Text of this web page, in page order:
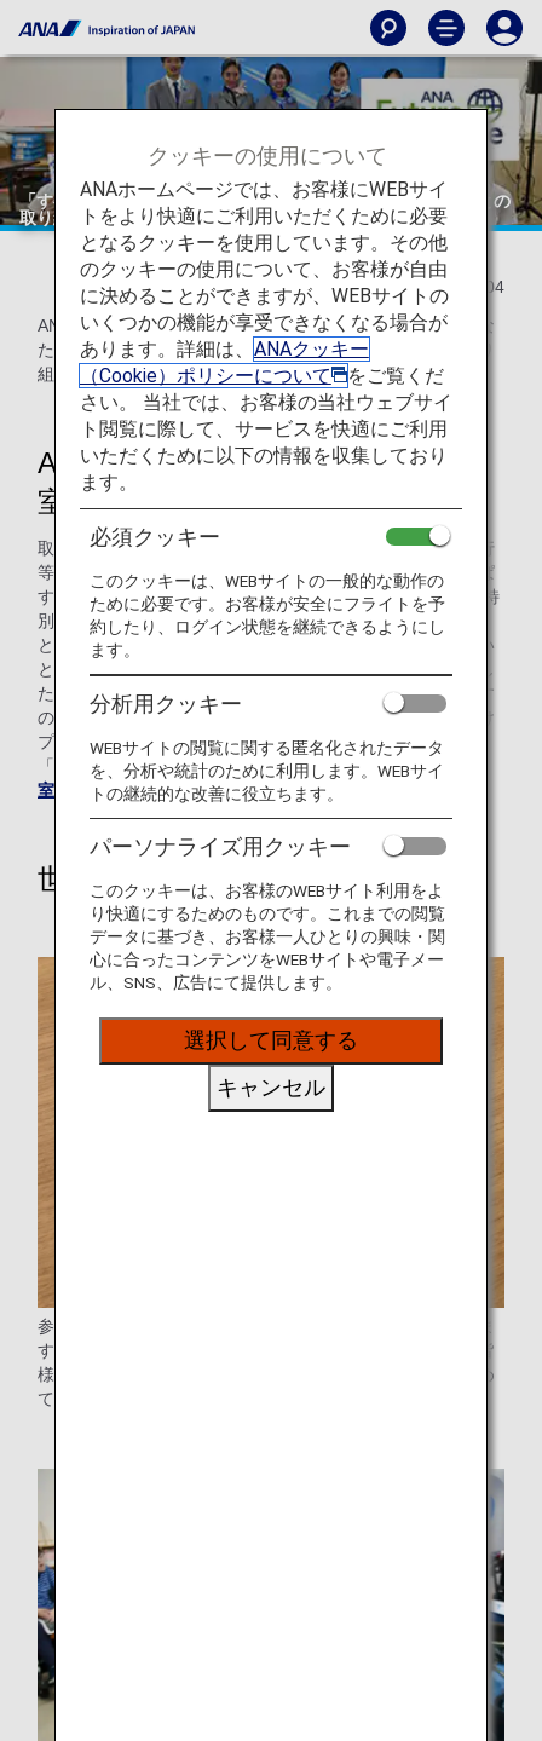
「すべてのひとに優しい空」の実現に向けて ～地域の学校との
取り組み～
2021/08/04
ANAは「すべてのひとに優しい空」の実現を目指して、どな
たでも安心・快適に飛行機をご利用いただけるよう日々取り
組んでいます。
ANAそらぱす教室（搭乗支援教
室）のはじまり
取り組みの一環として、特別支援学校の修学旅行や団体旅行
等でANA便をご利用いただく際の事前授業に、「ANAそらぱ
す教室（搭乗支援教室）」をご用意しています。2017年に特
別支援学校の先生から「事前授業をやっていただけないか」
とお電話をいただいたことをきっかけに、その声に応えたい
と、直接お電話をいただいた部員メンバーが出向いて実施し
た授業が「そらぱす教室」のはじまりです。現在、「車いす
の方向けプログラム」と「知的障がい・発達障がいの方向け
プログラム」の2種類をご用意しています。
「そらぱす教室」の詳細は ANAそらぱす教室（搭乗支援教
室）
をご覧ください。
世界に羽ばたいていってほしい
参加いただいた学校の生徒の皆様に修了証をお渡ししていま
す。この修了証はパスポートケースになっており、いつか皆
様にも「世界に羽ばたいていってほしい」という願いも込め
てお渡ししています。
クッキーの使用について
ANAホームページでは、お客様にWEBサイ
トをより快適にご利用いただくために必要
となるクッキーを使用しています。その他
のクッキーの使用について、お客様が自由
に決めることができますが、WEBサイトの
いくつかの機能が享受できなくなる場合が
あります。詳細は、 ANAクッキー
（Cookie）ポリシーについて
をご覧くだ
さい。 当社では、お客様の当社ウェブサイ
ト閲覧に際して、サービスを快適にご利用
いただくために以下の情報を収集しており
ます。
必須クッキー
このクッキーは、WEBサイトの一般的な動作の
ために必要です。お客様が安全にフライトを予
約したり、ログイン状態を継続できるようにし
ます。
分析用クッキー
WEBサイトの閲覧に関する匿名化されたデータ
を、分析や統計のために利用します。WEBサイ
トの継続的な改善に役立ちます。
パーソナライズ用クッキー
このクッキーは、お客様のWEBサイト利用をよ
り快適にするためのものです。これまでの閲覧
データに基づき、お客様一人ひとりの興味・関
心に合ったコンテンツをWEBサイトや電子メー
ル、SNS、広告にて提供します。
選択して同意する
キャンセル